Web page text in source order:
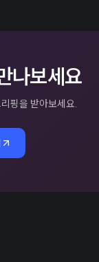
나보세요
핑을 받아보세요.